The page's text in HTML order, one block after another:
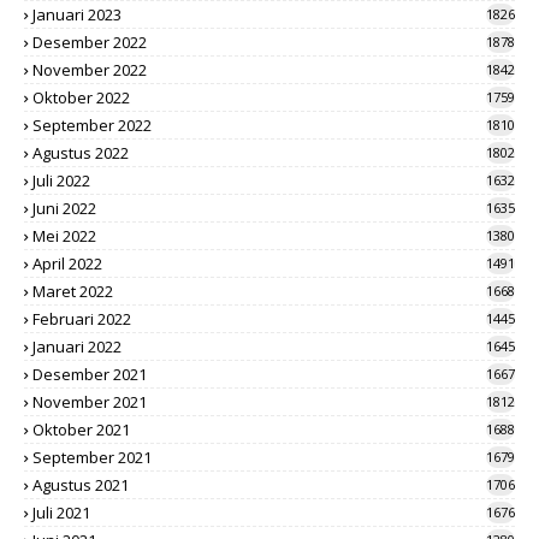
Januari 2023 1826
Desember 2022 1878
November 2022 1842
Oktober 2022 1759
September 2022 1810
Agustus 2022 1802
Juli 2022 1632
Juni 2022 1635
Mei 2022 1380
April 2022 1491
Maret 2022 1668
Februari 2022 1445
Januari 2022 1645
Desember 2021 1667
November 2021 1812
Oktober 2021 1688
September 2021 1679
Agustus 2021 1706
Juli 2021 1676